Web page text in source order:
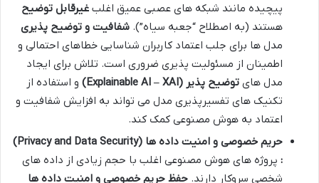
پیچیده مانند شبکه های عصبی عمیق اغلب غیرقابل توضیح
هستند (به اصطلاح “جعبه سیاه”). شفافیت و توضیح پذیری
مدل ها برای جلب اعتماد کاربران شناسایی خطاهای احتمالی و
اطمینان از مسئولیت پذیری ضروری است. تلاش برای ایجاد
مدل های توضیح پذیر (Explainable AI – XAI)
و استفاده از
تکنیک های تفسیرپذیری مدل می تواند به افزایش شفافیت و
اعتماد به هوش مصنوعی کمک کند.
حریم خصوصی و امنیت داده ها (Privacy and Data Security)
: پروژه های هوش مصنوعی اغلب با حجم زیادی از داده های
شخصی سروکار دارند. حفظ حریم خصوصی و امنیت داده ها